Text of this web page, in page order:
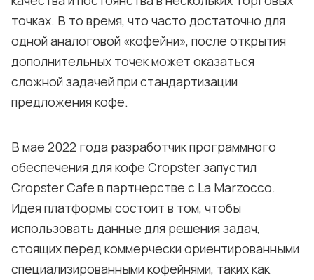
точках. В то время, что часто достаточно для
одной аналоговой «кофейни», после открытия
дополнительных точек может оказаться
сложной задачей при стандартизации
предложения кофе.
В мае 2022 года разработчик программного
обеспечения для кофе Cropster запустил
Cropster Cafe в партнерстве с La Marzocco.
Идея платформы состоит в том, чтобы
использовать данные для решения задач,
стоящих перед коммерчески ориентированными
специализированными кофейнями, таких как